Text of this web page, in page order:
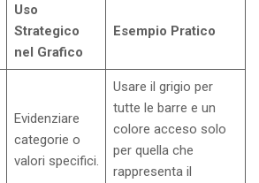
Uso
Strategico
nel Grafico
Esempio Pratico
Evidenziare
categorie o
valori specifici.
Usare il grigio per
tutte le barre e un
colore acceso solo
per quella che
rappresenta il